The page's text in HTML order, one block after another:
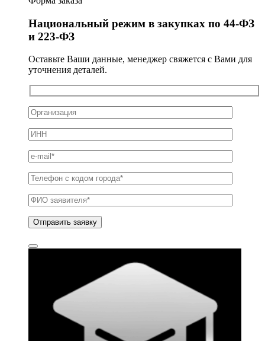
Национальный режим в закупках по 44‑ФЗ
и 223‑ФЗ
Оставьте Ваши данные, менеджер свяжется с Вами для
уточнения деталей.